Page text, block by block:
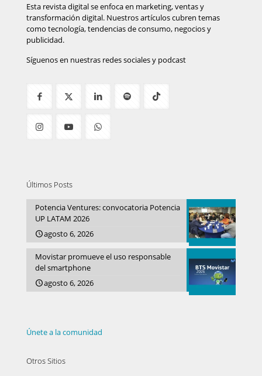
Esta revista digital se enfoca en marketing, ventas y
transformación digital. Nuestros artículos cubren temas
como tecnología, tendencias de consumo, negocios y
publicidad.
Síguenos en nuestras redes sociales y podcast
Últimos Posts
Potencia Ventures: convocatoria Potencia
UP LATAM 2026
agosto 6, 2026
Movistar promueve el uso responsable
del smartphone
agosto 6, 2026
Únete a la comunidad
Otros Sitios